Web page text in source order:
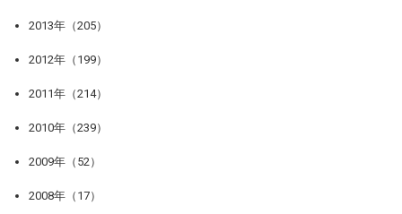
2013年（205）
2012年（199）
2011年（214）
2010年（239）
2009年（52）
2008年（17）